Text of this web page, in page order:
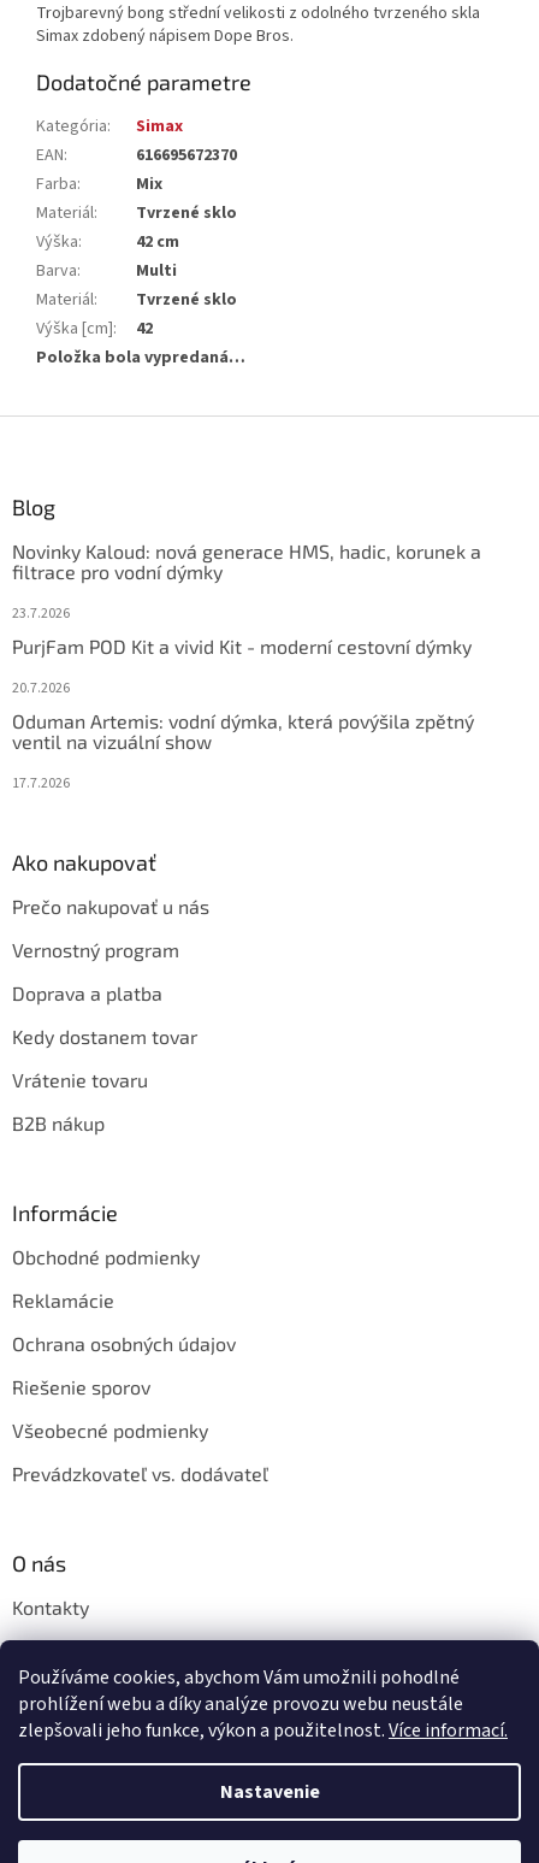
Používáme cookies, abychom Vám umožnili pohodlné
prohlížení webu a díky analýze provozu webu neustále
zlepšovali jeho funkce, výkon a použitelnost.Více informací.
Nastavenie
Trojbarevný bong střední velikosti z odolného tvrzeného skla
Simax zdobený nápisem Dope Bros.
Dodatočné parametre
Kategória:
Simax
EAN:
616695672370
Farba:
Mix
Materiál:
Tvrzené sklo
Výška:
42 cm
Barva:
Multi
Materiál:
Tvrzené sklo
Výška [cm]:
42
Položka bola vypredaná…
Blog
Novinky Kaloud: nová generace HMS, hadic, korunek a
filtrace pro vodní dýmky
23.7.2026
PurjFam POD Kit a vivid Kit - moderní cestovní dýmky
20.7.2026
Oduman Artemis: vodní dýmka, která povýšila zpětný
ventil na vizuální show
17.7.2026
Ako nakupovať
Prečo nakupovať u nás
Vernostný program
Doprava a platba
Kedy dostanem tovar
Vrátenie tovaru
B2B nákup
Informácie
Obchodné podmienky
Reklamácie
Ochrana osobných údajov
Riešenie sporov
Všeobecné podmienky
Prevádzkovateľ vs. dodávateľ
O nás
Kontakty
Napíšte nám
Vytvoril Shoptet